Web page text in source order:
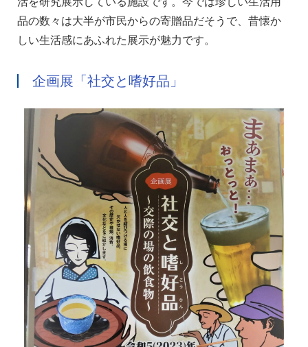
品の数々は大半が市民からの寄贈品だそうで、昔懐か
しい生活感にあふれた展示が魅力です。
企画展「社交と嗜好品」